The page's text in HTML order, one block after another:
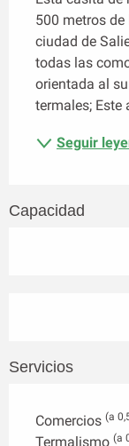
500 metros
ciudad de
todas las
orientada al
termales; Este
Seguir
Capacidad
Servicios
Comercios (a
Termalismo (a